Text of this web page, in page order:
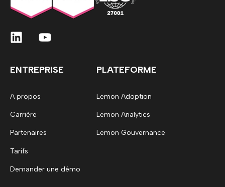
ENTREPRISE
A propos
Carrière
Partenaires
Tarifs
Demander une démo
PLATEFORME
Lemon Adoption
Lemon Analytics
Lemon Gouvernance